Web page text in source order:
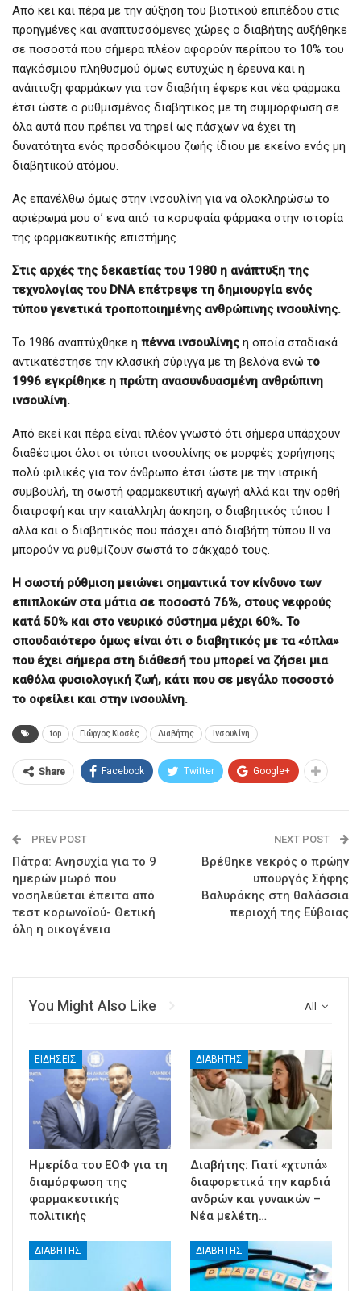
Από κει και πέρα με την αύξηση του βιοτικού επιπέδου στις
προηγμένες και αναπτυσσόμενες χώρες ο διαβήτης αυξήθηκε
σε ποσοστά που σήμερα πλέον αφορούν περίπου το 10% του
παγκόσμιου πληθυσμού όμως ευτυχώς η έρευνα και η
ανάπτυξη φαρμάκων για τον διαβήτη έφερε και νέα φάρμακα
έτσι ώστε ο ρυθμισμένος διαβητικός με τη συμμόρφωση σε
όλα αυτά που πρέπει να τηρεί ως πάσχων να έχει τη
δυνατότητα ενός προσδόκιμου ζωής ίδιου με εκείνο ενός μη
διαβητικού ατόμου.
Ας επανέλθω όμως στην ινσουλίνη για να ολοκληρώσω το
αφιέρωμά μου σ’ ενα από τα κορυφαία φάρμακα στην ιστορία
της φαρμακευτικής επιστήμης.
Στις αρχές της δεκαετίας του 1980 η ανάπτυξη της
τεχνολογίας του DNA επέτρεψε τη δημιουργία ενός
τύπου γενετικά τροποποιημένης ανθρώπινης ινσουλίνης.
Το 1986 αναπτύχθηκε η πέννα ινσουλίνης η οποία σταδιακά
αντικατέστησε την κλασική σύριγγα με τη βελόνα ενώ το
1996 εγκρίθηκε η πρώτη ανασυνδυασμένη ανθρώπινη
ινσουλίνη.
Από εκεί και πέρα είναι πλέον γνωστό ότι σήμερα υπάρχουν
διαθέσιμοι όλοι οι τύποι ινσουλίνης σε μορφές χορήγησης
πολύ φιλικές για τον άνθρωπο έτσι ώστε με την ιατρική
συμβουλή, τη σωστή φαρμακευτική αγωγή αλλά και την ορθή
διατροφή και την κατάλληλη άσκηση, ο διαβητικός τύπου Ι
αλλά και ο διαβητικός που πάσχει από διαβήτη τύπου ΙΙ να
μπορούν να ρυθμίζουν σωστά το σάκχαρό τους.
Η σωστή ρύθμιση μειώνει σημαντικά τον κίνδυνο των
επιπλοκών στα μάτια σε ποσοστό 76%, στους νεφρούς
κατά 50% και στο νευρικό σύστημα μέχρι 60%. Το
σπουδαιότερο όμως είναι ότι ο διαβητικός με τα «όπλα»
που έχει σήμερα στη διάθεσή του μπορεί να ζήσει μια
καθόλα φυσιολογική ζωή, κάτι που σε μεγάλο ποσοστό
το οφείλει και στην ινσουλίνη.
top Γιώργος Κιοσές Διαβήτης Ινσουλίνη
Share Facebook Twitter Google+
PREV POST
Πάτρα: Ανησυχία για το 9
ημερών μωρό που
νοσηλεύεται έπειτα από
τεστ κορωνοϊού- Θετική
όλη η οικογένεια
NEXT POST
Βρέθηκε νεκρός ο πρώην
υπουργός Σήφης
Βαλυράκης στη θαλάσσια
περιοχή της Εύβοιας
All
You Might Also Like
ΕΙΔΉΣΕΙΣ
Ημερίδα του ΕΟΦ για τη
διαμόρφωση της
φαρμακευτικής
πολιτικής
ΔΙΑΒΉΤΗΣ
Διαβήτης: Γιατί «χτυπά»
διαφορετικά την καρδιά
ανδρών και γυναικών –
Νέα μελέτη…
ΔΙΑΒΉΤΗΣ ΔΙΑΒΉΤΗΣ